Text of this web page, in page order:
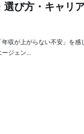
選び方・キャリ
収が上がらない不安」を感
ジェン...